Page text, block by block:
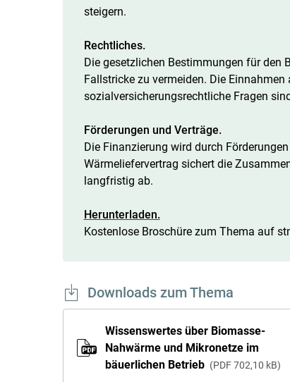
steigern.
Rechtliches.
Die gesetzlichen Bestimmungen für den
Fallstricke zu vermeiden. Die
sozialversicherungsrechtliche Fragen
Förderungen und Verträge.
Die Finanzierung wird durch
Wärmeliefervertrag sichert die
langfristig ab.
Herunterladen.
Kostenlose Broschüre zum Thema auf
Downloads zum Thema
Wissenswertes über Biomasse-
Nahwärme und Mikronetze im
bäuerlichen Betrieb
PDF 702,10 kB